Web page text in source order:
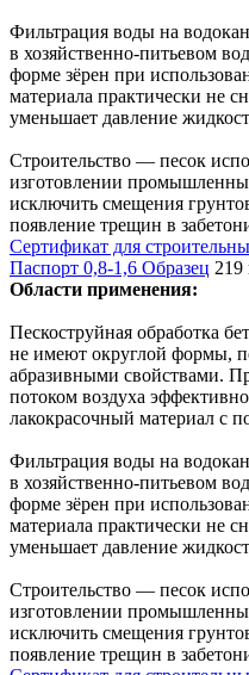
Фильтрация воды на
в хозяйственно-питьевом
форме зёрен при
материала практически не
уменьшает давление
Строительство — песок
изготовлении
исключить смещения
появление трещин в
Сертификат для
Паспорт 0,8-1,6 Образец 219
Области применения:
Пескоструйная обработка
не имеют округлой формы,
абразивными свойствами.
потоком воздуха
лакокрасочный материал с
Фильтрация воды на
в хозяйственно-питьевом
форме зёрен при
материала практически не
уменьшает давление
Строительство — песок
изготовлении
исключить смещения
появление трещин в